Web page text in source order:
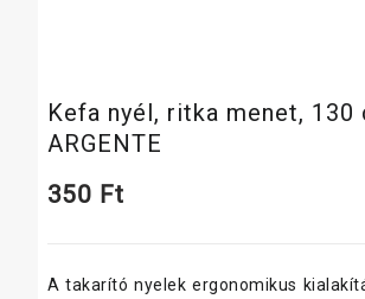
Kefa nyél, ritka menet, 130
ARGENTE
350 Ft
A takarító nyelek ergonomikus